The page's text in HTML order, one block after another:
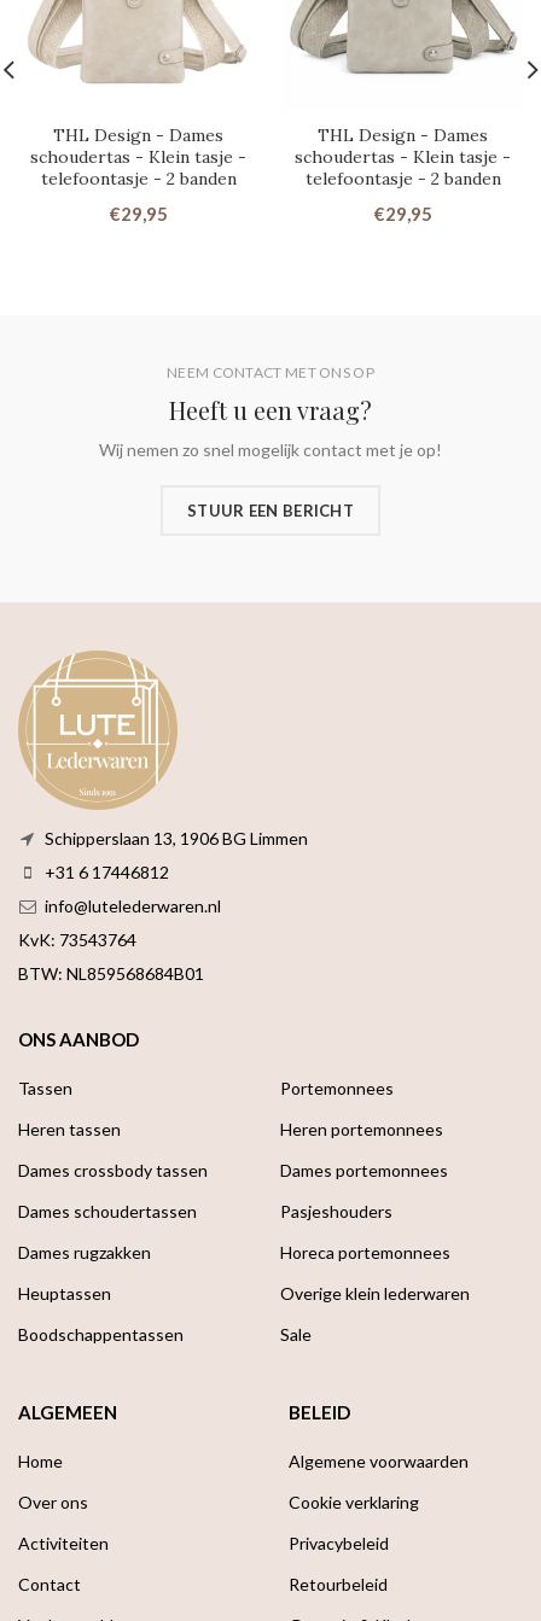
THL Design - Dames
schoudertas - Klein tasje -
telefoontasje - 2 banden
€29,95
THL Design - Dames
schoudertas - Klein tasje -
telefoontasje - 2 banden
€29,95
NEEM CONTACT MET ONS OP
Heeft u een vraag?
Wij nemen zo snel mogelijk contact met je op!
STUUR EEN BERICHT
Schipperslaan 13, 1906 BG Limmen
+31 6 17446812
info@lutelederwaren.nl
KvK: 73543764
BTW: NL859568684B01
ALGEMEEN
Home
Over ons
Activiteiten
Contact
ONS AANBOD
Tassen
Heren tassen
Dames crossbody tassen
Dames schoudertassen
Dames rugzakken
Heuptassen
Boodschappen­tassen
Portemonnees
Heren portemonnees
Dames portemonnees
Pasjeshouders
Horeca portemonnees
Overige klein lederwaren
Sale
BELEID
Algemene voorwaarden
Cookie verklaring
Privacybeleid
Retourbeleid